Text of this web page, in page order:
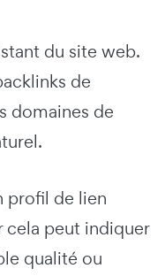
du site web.
de
domaines de
profil de lien
cela peut indiquer
qualité ou